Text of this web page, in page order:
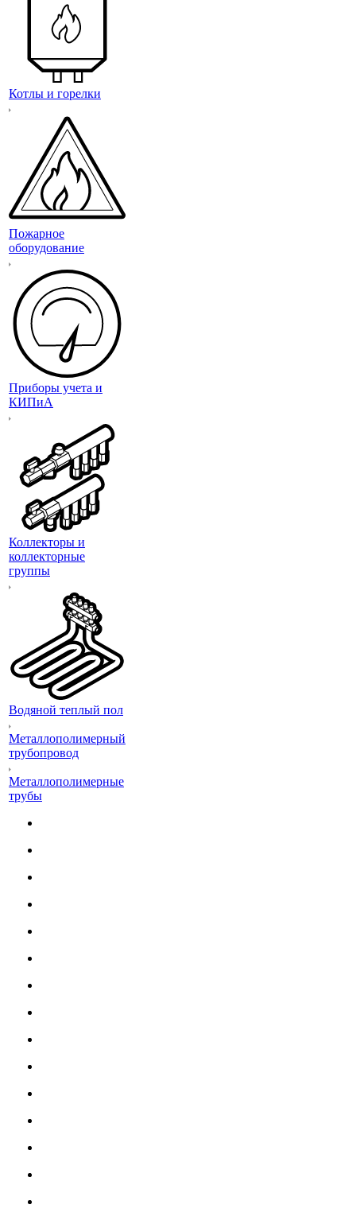
Котлы и горелки
Пожарное
оборудование
Приборы учета и
КИПиА
Коллекторы и
коллекторные
группы
Водяной теплый пол
Металлополимерный
трубопровод
Металлополимерные
трубы